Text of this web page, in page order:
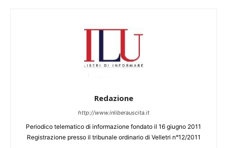
Redazione
http://www.inliberauscita.it
Periodico telematico di informazione fondato il 16 giugno 2011
Registrazione presso il tribunale ordinario di Velletri n°12/2011